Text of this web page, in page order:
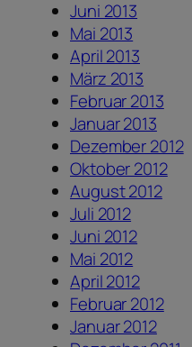
Juni 2013
Mai 2013
April 2013
März 2013
Februar 2013
Januar 2013
Dezember 2012
Oktober 2012
August 2012
Juli 2012
Juni 2012
Mai 2012
April 2012
Februar 2012
Januar 2012